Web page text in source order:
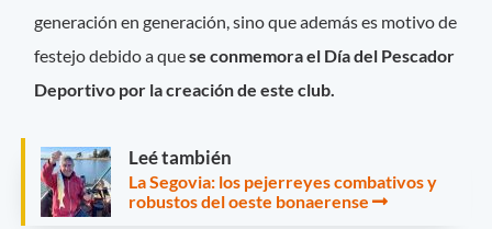
generación en generación, sino que además es motivo de
festejo debido a quese conmemorael Día del Pescador
Deportivo por la creación de este club.
Leé también
La Segovia: los pejerreyes combativos y
robustos del oeste bonaerense